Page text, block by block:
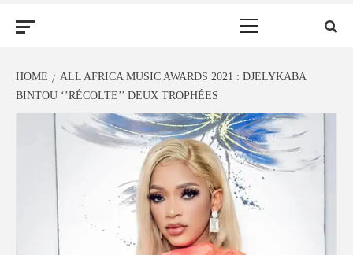
HOME
ALL AFRICA MUSIC AWARDS 2021 : DJELYKABA
BINTOU ‘’RÉCOLTE’’ DEUX TROPHÉES